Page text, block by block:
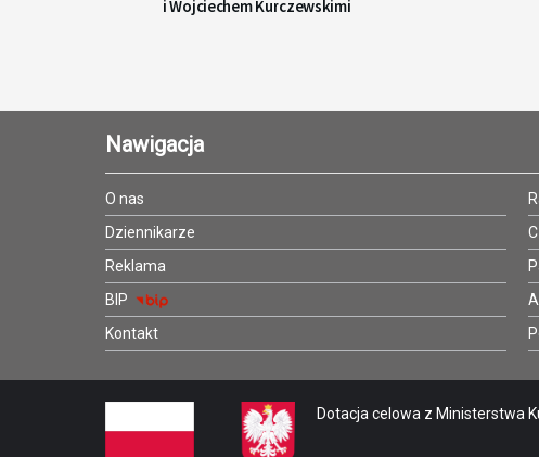
i Wojciechem Kurczewskimi
Nawigacja
O nas
Dziennikarze
Reklama
BIP
Kontakt
Dotacja celowa z Ministerstwa